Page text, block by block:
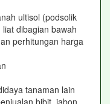
ultisol (podsolik
dibagian bawah
perhitungan harga
tanaman lain